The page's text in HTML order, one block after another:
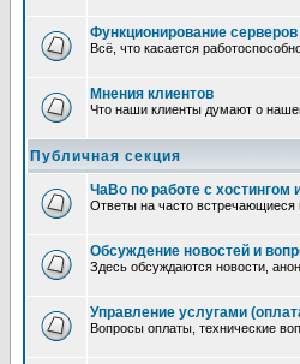
Функционирование серверов
Всё, что касается
Мнения клиентов
Что наши клиенты думают о
Публичная секция
ЧаВо по работе с хостингом
Ответы на часто встречающиеся
Обсуждение новостей и
Здесь обсуждаются новости,
Управление услугами
Вопросы оплаты, технические